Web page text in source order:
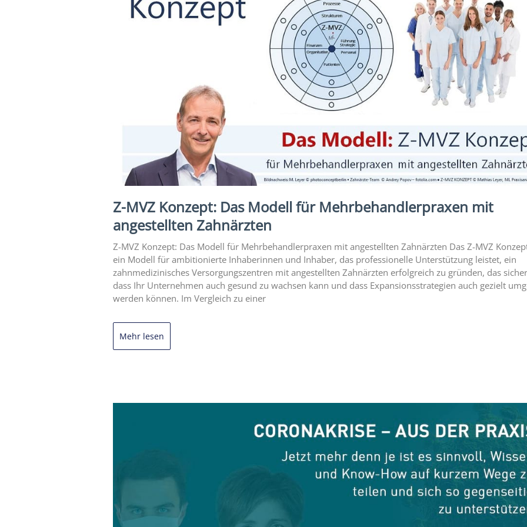
Z-MVZ Konzept: Das Modell für Mehrbehandlerpraxen mit
angestellten Zahnärzten
Z-MVZ Konzept: Das Modell für Mehrbehandlerpraxen mit angestellten Zahnärzten Das Z-MVZ
ein Modell für ambitionierte Inhaberinnen und Inhaber, das professionelle Unterstützung leistet, ein
zahnmedizinisches Versorgungszentren mit angestellten Zahnärzten erfolgreich zu gründen, das
dass Ihr Unternehmen auch gesund zu wachsen kann und dass Expansionsstrategien auch gezielt
werden können. Im Vergleich zu einer
Mehr lesen